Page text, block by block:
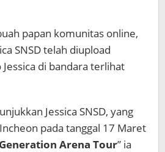
papan komunitas online,
SNSD telah diupload
Jessica di bandara terlihat
Jessica SNSD, yang
pada tanggal 17 Maret
Arena Tour” ia